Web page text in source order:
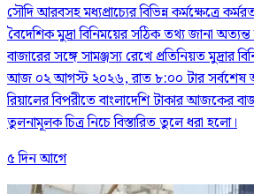
সৌদি আরবসহ মধ্যপ্রাচ্যের বিভিন্ন কর্মক্ষেত্রে
বৈদেশিক মুদ্রা বিনিময়ের সঠিক তথ্য জানা
বাজারের সঙ্গে সামঞ্জস্য রেখে প্রতিনিয়ত মুদ্রার
আজ ০২ আগস্ট ২০২৬, রাত ৮:০০ টার সর্বশেষ
রিয়ালের বিপরীতে বাংলাদেশি টাকার আজকের
তুলনামূলক চিত্র নিচে বিস্তারিত তুলে ধরা হলো।
৫ দিন আগে